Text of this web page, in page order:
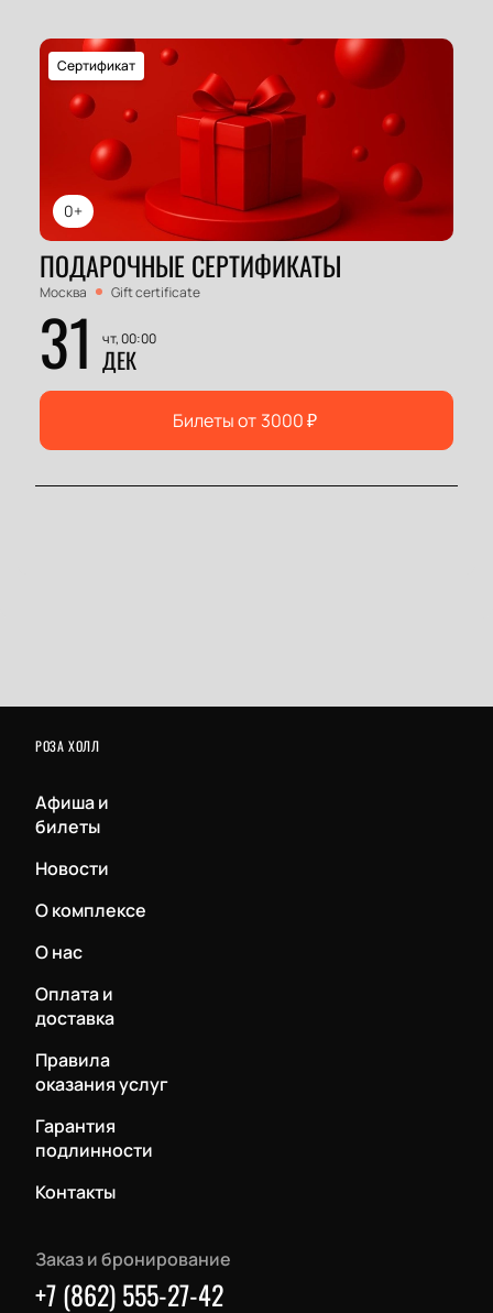
0+
Сертификат
ПОДАРОЧНЫЕ СЕРТИФИКАТЫ
Москва Gift certificate
31 чт, 00:00
ДЕК
Билеты от 3000₽
РОЗА ХОЛЛ
Афиша и
билеты
Новости
О комплексе
О нас
Оплата и
доставка
Правила
оказания услуг
Гарантия
подлинности
Контакты
Заказ и бронирование
+7 (862) 555-27-42